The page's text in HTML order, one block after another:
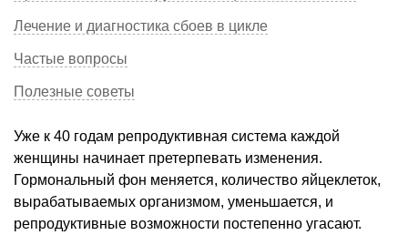
Лечение и диагностика сбоев в цикле
Частые вопросы
Полезные советы
Уже к 40 годам репродуктивная система каждой
женщины начинает претерпевать изменения.
Гормональный фон меняется, количество яйцеклеток,
вырабатываемых организмом, уменьшается, и
репродуктивные возможности постепенно угасают.